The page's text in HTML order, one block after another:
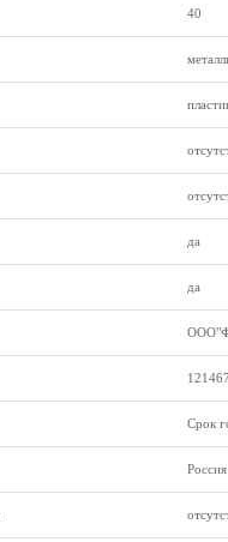
40
да
да
Срок
Россия